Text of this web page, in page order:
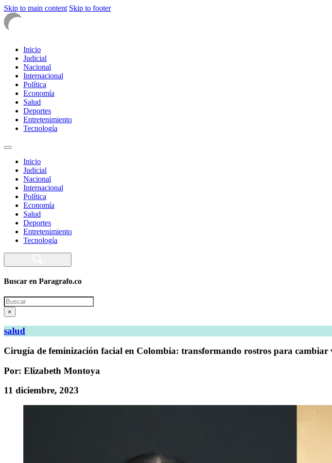
Skip to main content Skip to footer
Inicio
Judicial
Nacional
Internacional
Política
Economía
Salud
Deportes
Entretenimiento
Tecnología
Inicio
Judicial
Nacional
Internacional
Política
Economía
Salud
Deportes
Entretenimiento
Tecnología
Buscar en Paragrafo.co
Search
×
salud
Cirugía de feminización facial en Colombia: transformando rostros para cambiar
Por: Elizabeth Montoya
11 diciembre, 2023